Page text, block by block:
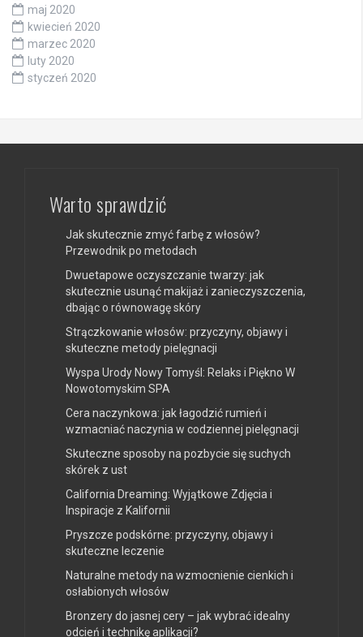
maj 2020
kwiecień 2020
marzec 2020
luty 2020
styczeń 2020
Warto sprawdzić
Jak skutecznie zmyć farbę z włosów?
Przewodnik po metodach
Dwuetapowe oczyszczanie twarzy: jak
skutecznie usunąć makijaż i zanieczyszczenia,
dbając o równowagę skóry
Strączkowanie włosów: przyczyny, objawy i
skuteczne metody pielęgnacji
Wyspa Urody Nowy Tomyśl: Relaks i Piękno W
Nowotomyskim SPA
Cera naczynkowa: jak łagodzić rumień i
wzmacniać naczynia w codziennej pielęgnacji
Skuteczne sposoby na pozbycie się suchych
skórek z ust
California Dreaming: Wyjątkowe Zdjęcia i
Inspiracje z Kalifornii
Pryszcze podskórne: przyczyny, objawy i
skuteczne leczenie
Naturalne metody na wzmocnienie cienkich i
osłabionych włosów
Bronzery do jasnej cery – jak wybrać idealny
odcień i technikę aplikacji?